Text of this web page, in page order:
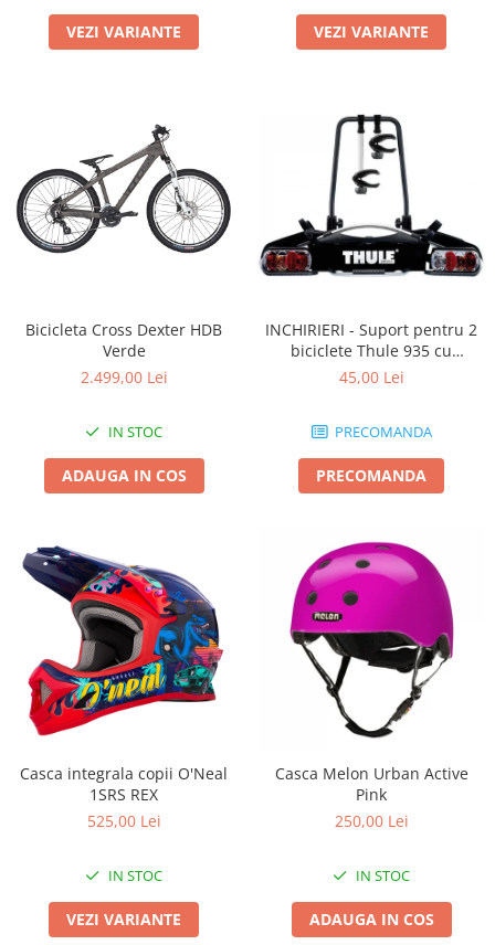
VEZI VARIANTE VEZI VARIANTE
Bicicleta Cross Dexter HDB
Verde
2.499,00 Lei
IN STOC
ADAUGA IN COS
INCHIRIERI - Suport pentru 2
biciclete Thule 935 cu
prindere pe carligul de
45,00 Lei
PRECOMANDA
PRECOMANDA
Casca integrala copii O'Neal
1SRS REX
525,00 Lei
IN STOC
VEZI VARIANTE
Casca Melon Urban Active
Pink
250,00 Lei
IN STOC
ADAUGA IN COS